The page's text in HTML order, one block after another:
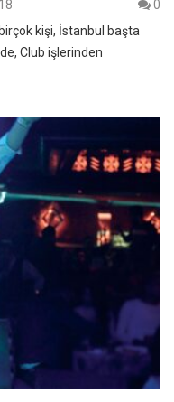
0
kişi, İstanbul başta
Club işlerinden